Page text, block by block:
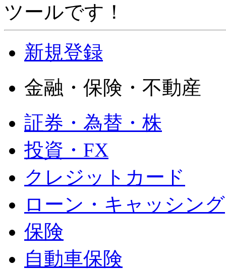
ツールです！
新規登録
金融・保険・不動産
証券・為替・株
投資・FX
クレジットカード
ローン・キャッシング
保険
自動車保険